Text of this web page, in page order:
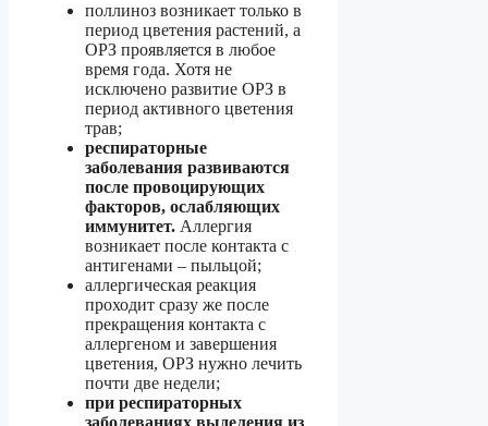
поллиноз возникает только в
период цветения растений, а
ОРЗ проявляется в любое
время года. Хотя не
исключено развитие ОРЗ в
период активного цветения
трав;
респираторные
заболевания развиваются
после провоцирующих
факторов, ослабляющих
иммунитет. Аллергия
возникает после контакта с
антигенами – пыльцой;
аллергическая реакция
проходит сразу же после
прекращения контакта с
аллергеном и завершения
цветения, ОРЗ нужно лечить
почти две недели;
при респираторных